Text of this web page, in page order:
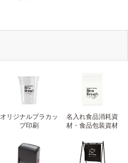
オリジナルプラカッ
プ印刷
名入れ食品消耗資
材・食品包装資材